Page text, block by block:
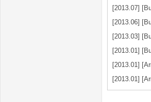
[2013.07]
[2013.06]
[2013.03]
[2013.01]
[2013.01]
[2013.01]